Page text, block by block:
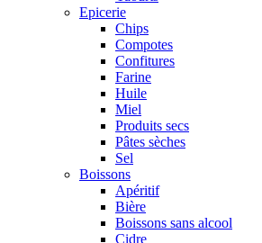
Epicerie
Chips
Compotes
Confitures
Farine
Huile
Miel
Produits secs
Pâtes sèches
Sel
Boissons
Apéritif
Bière
Boissons sans alcool
Cidre